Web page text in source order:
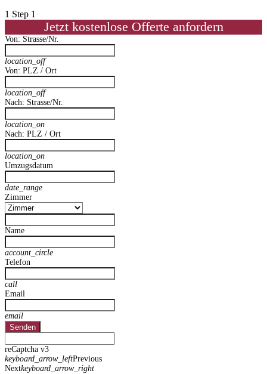
1 Step 1
Jetzt kostenlose Offerte anfordern
Von: Strasse/Nr.
location_off
Von: PLZ / Ort
location_off
Nach: Strasse/Nr.
location_on
Nach: PLZ / Ort
location_on
Umzugsdatum
date_range
Zimmer
Name
account_circle
Telefon
call
Email
email
Senden
reCaptcha v3
keyboard_arrow_leftPrevious
Nextkeyboard_arrow_right